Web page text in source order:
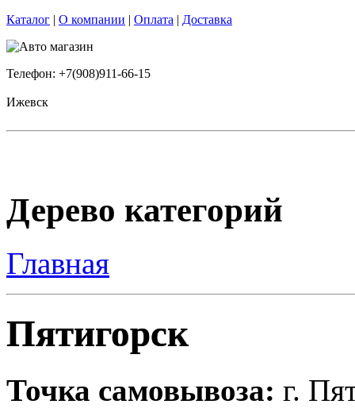
Каталог | О компании | Оплата | Доставка
Телефон: +7(908)911-66-15
Ижевск
Дерево категорий
Главная
Пятигорск
Точка самовывоза: г.